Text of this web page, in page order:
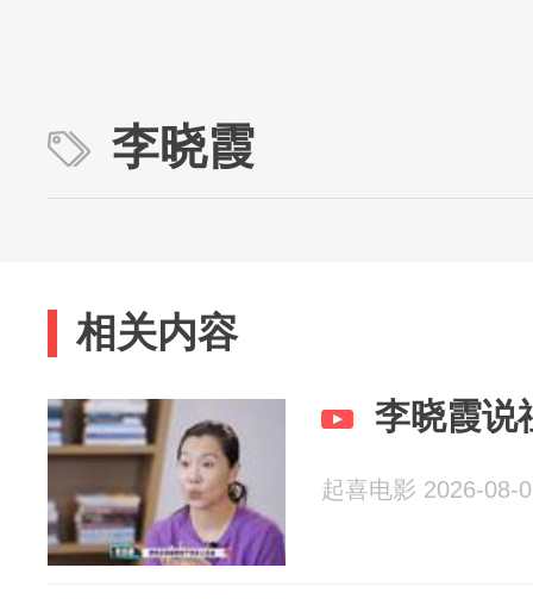
李晓霞
相关内容
李晓霞说
起喜电影 2026-08-